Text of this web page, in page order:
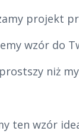
projekt
wzór do
niż
ten wzór